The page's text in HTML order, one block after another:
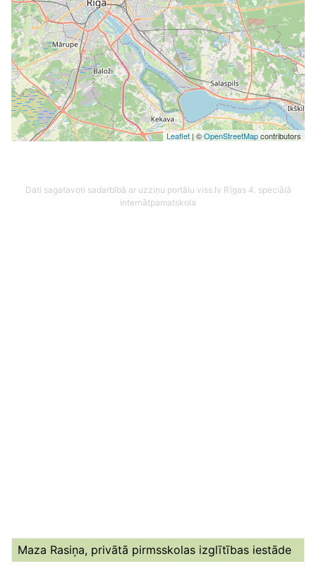
Leaflet | ©OpenStreetMapcontributors
Dati sagatavoti sadarbībā ar uzziņu portālu viss.lv Rīgas 4. speciālā
internātpamatskola
Maza Rasiņa, privātā pirmsskolas izglītības iestāde